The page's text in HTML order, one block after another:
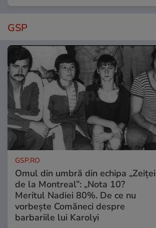
GSP
GSP.RO
Omul din umbră din echipa „Zeiței
de la Montreal”: „Nota 10?
Meritul Nadiei 80%. De ce nu
vorbește Comăneci despre
barbariile lui Karolyi